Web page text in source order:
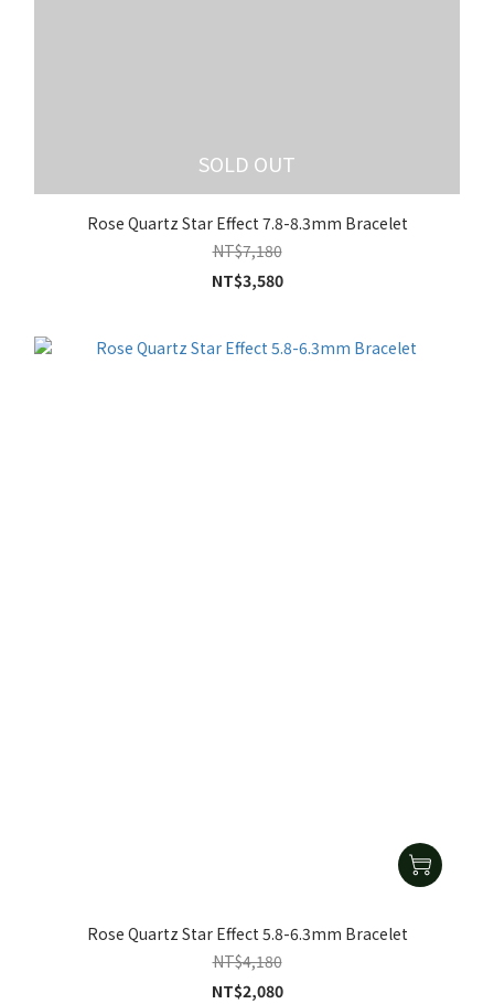
SOLD OUT
Rose Quartz Star Effect 7.8-8.3mm Bracelet
NT$7,180
NT$3,580
Rose Quartz Star Effect 5.8-6.3mm Bracelet
NT$4,180
NT$2,080